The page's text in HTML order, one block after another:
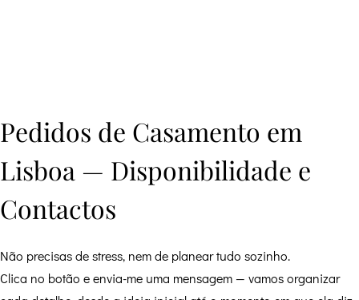
Pedidos de Casamento em
Lisboa — Disponibilidade e
Contactos
Não precisas de stress, nem de planear tudo sozinho.
Clica no botão e envia-me uma mensagem — vamos organizar